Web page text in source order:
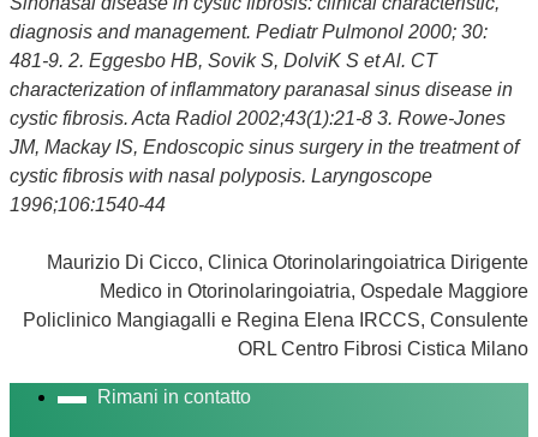
diagnosis and management. Pediatr Pulmonol 2000; 30:
481-9. 2. Eggesbo HB, Sovik S, DolviK S et Al. CT
characterization of inflammatory paranasal sinus disease in
cystic fibrosis. Acta Radiol 2002;43(1):21-8 3. Rowe-Jones
JM, Mackay IS, Endoscopic sinus surgery in the treatment of
cystic fibrosis with nasal polyposis. Laryngoscope
1996;106:1540-44
Maurizio Di Cicco, Clinica Otorinolaringoiatrica Dirigente
Medico in Otorinolaringoiatria, Ospedale Maggiore
Policlinico Mangiagalli e Regina Elena IRCCS, Consulente
ORL Centro Fibrosi Cistica Milano
Rimani in contatto